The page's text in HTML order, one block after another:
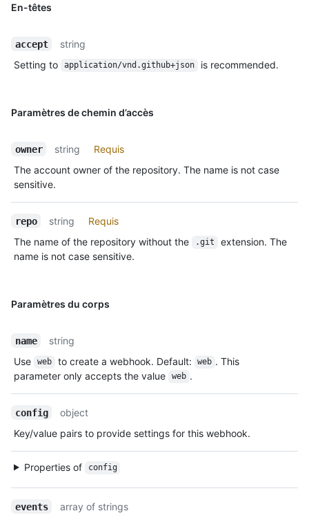
En-têtes
accept
string
Setting to
application/vnd.github+json is recommended.
Paramètres de chemin d’accès
owner string
Requis
The account owner of the repository. The name is not case
sensitive.
repo string
Requis
The name of the repository without the
.git
extension. The
name is not case sensitive.
Paramètres du corps
name
string
Use
web to create a webhook. Default: web . This
parameter only accepts the value
web .
config
object
Key/value pairs to provide settings for this webhook.
Properties of config
events array of strings